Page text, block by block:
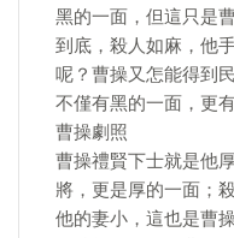
黑的一面，但這只是
到底，殺人如麻，他
呢？曹操又怎能得到
不僅有黑的一面，更
曹操劇照
曹操禮賢下士就是他
將，更是厚的一面；
他的妻小，這也是曹